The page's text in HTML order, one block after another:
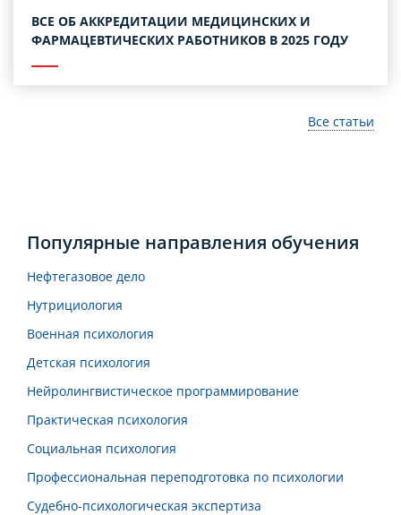
ВСЕ ОБ АККРЕДИТАЦИИ МЕДИЦИНСКИХ И
ФАРМАЦЕВТИЧЕСКИХ РАБОТНИКОВ В 2025 ГОДУ
Все статьи
Популярные направления обучения
Нефтегазовое дело
Нутрициология
Военная психология
Детская психология
Нейролингвистическое программирование
Практическая психология
Социальная психология
Профессиональная переподготовка по психологии
Судебно-психологическая экспертиза